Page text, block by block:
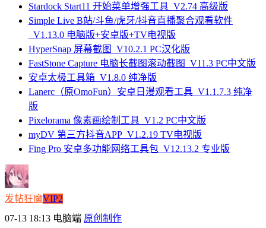
Stardock Start11 开始菜单增强工具_V2.74 高级版
Simple Live B站/斗鱼/虎牙/抖音直播聚合观看软件
_V1.13.0 电脑版+安卓版+TV电视版
HyperSnap 屏幕截图_V10.2.1 PC汉化版
FastStone Capture 电脑长截图滚动截图_V11.3 PC中文版
安卓太极工具箱_V1.8.0 纯净版
Lanerc（原OmoFun）安卓日漫观看工具_V1.1.7.3 纯净
版
Pixelorama 像素画绘制工具_V1.2 PC中文版
myDV 第三方抖音APP_V1.2.19 TV电视版
Fing Pro 安卓多功能网络工具包_V12.13.2 专业版
发帖狂魔VIP2
07-13 18:13 电脑端 原创制作